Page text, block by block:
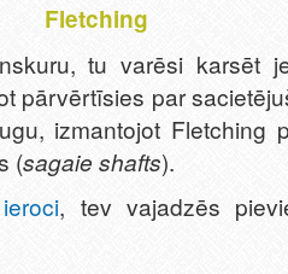
Fletching
tu varēsi karsēt
pārvērtīsies par
izmantojot Fletching
(sagaie shafts).
, tev vajadzēs